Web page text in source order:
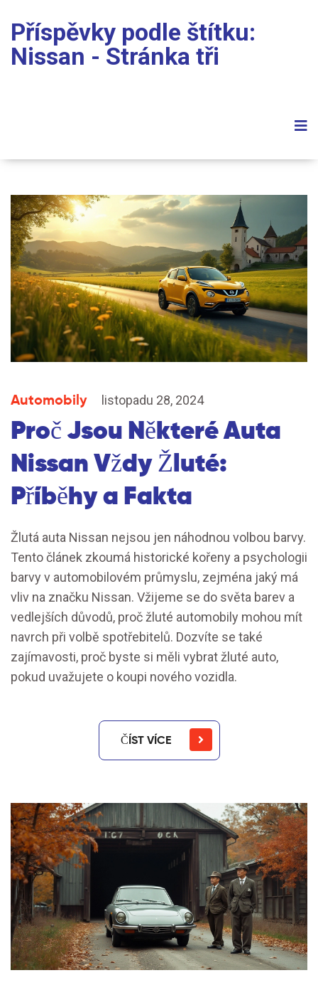
Příspěvky podle štítku:
Nissan - Stránka tři
Automobily listopadu 28, 2024
Proč Jsou Některé Auta
Nissan Vždy Žluté:
Příběhy a Fakta
Žlutá auta Nissan nejsou jen náhodnou volbou barvy.
Tento článek zkoumá historické kořeny a psychologii
barvy v automobilovém průmyslu, zejména jaký má
vliv na značku Nissan. Vžijeme se do světa barev a
vedlejších důvodů, proč žluté automobily mohou mít
navrch při volbě spotřebitelů. Dozvíte se také
zajímavosti, proč byste si měli vybrat žluté auto,
pokud uvažujete o koupi nového vozidla.
ČÍST VÍCE